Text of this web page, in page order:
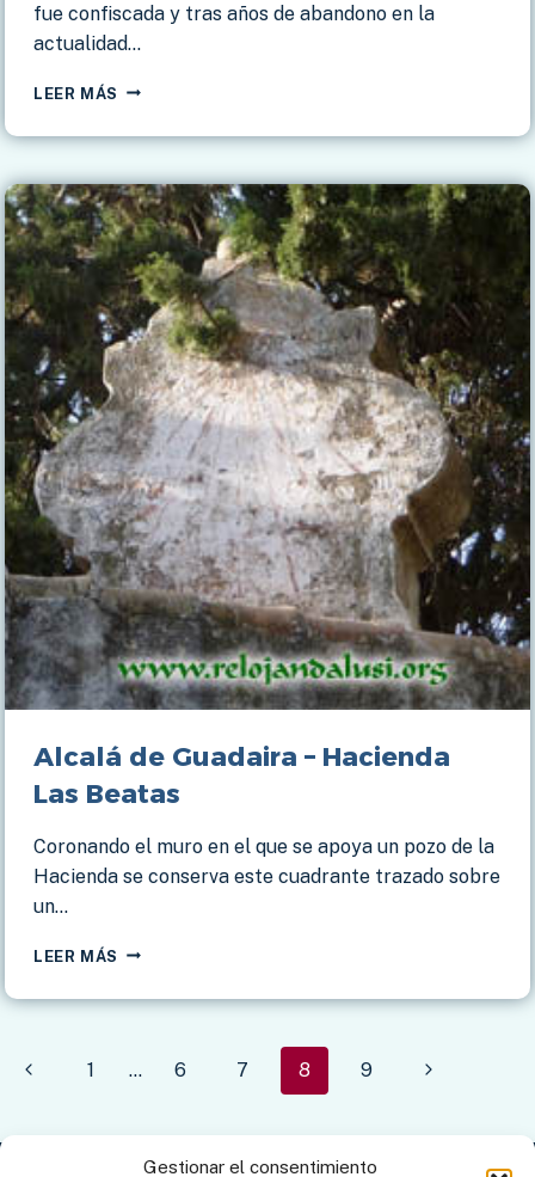
Gestionar el consentimiento
fue confiscada y tras años de abandono en la
actualidad…
LEER MÁS ALCALÁ
GUADAIRA
HACIENDA
LOS
ÁNGELES
Alcalá de Guadaira – Hacienda
Las Beatas
Coronando el muro en el que se apoya un pozo de la
Hacienda se conserva este cuadrante trazado sobre
un…
LEER MÁS ALCALÁ
GUADAIRA
Navegación
Página
1 … 6 7 8 9
Siguiente